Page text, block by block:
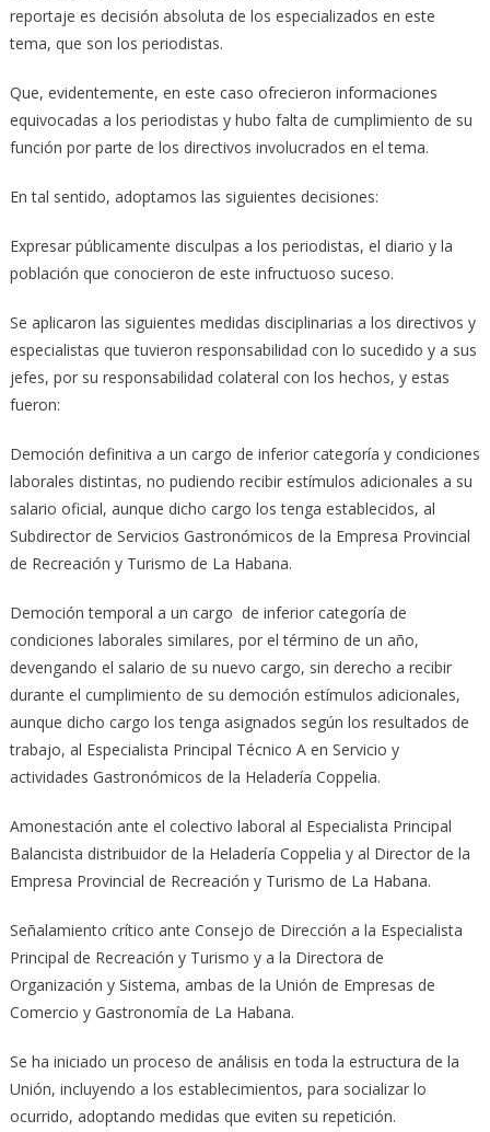
reportaje es decisión absoluta de los especializados en este
tema, que son los periodistas.
Que, evidentemente, en este caso ofrecieron informaciones
equivocadas a los periodistas y hubo falta de cumplimiento de su
función por parte de los directivos involucrados en el tema.
En tal sentido, adoptamos las siguientes decisiones:
Expresar públicamente disculpas a los periodistas, el diario y la
población que conocieron de este infructuoso suceso.
Se aplicaron las siguientes medidas disciplinarias a los directivos y
especialistas que tuvieron responsabilidad con lo sucedido y a sus
jefes, por su responsabilidad colateral con los hechos, y estas
fueron:
Democión definitiva a un cargo de inferior categoría y condiciones
laborales distintas, no pudiendo recibir estímulos adicionales a su
salario oficial, aunque dicho cargo los tenga establecidos, al
Subdirector de Servicios Gastronómicos de la Empresa Provincial
de Recreación y Turismo de La Habana.
Democión temporal a un cargo de inferior categoría de
condiciones laborales similares, por el término de un año,
devengando el salario de su nuevo cargo, sin derecho a recibir
durante el cumplimiento de su democión estímulos adicionales,
aunque dicho cargo los tenga asignados según los resultados de
trabajo, al Especialista Principal Técnico A en Servicio y
actividades Gastronómicos de la Heladería Coppelia.
Amonestación ante el colectivo laboral al Especialista Principal
Balancista distribuidor de la Heladería Coppelia y al Director de la
Empresa Provincial de Recreación y Turismo de La Habana.
Señalamiento crítico ante Consejo de Dirección a la Especialista
Principal de Recreación y Turismo y a la Directora de
Organización y Sistema, ambas de la Unión de Empresas de
Comercio y Gastronomía de La Habana.
Se ha iniciado un proceso de análisis en toda la estructura de la
Unión, incluyendo a los establecimientos, para socializar lo
ocurrido, adoptando medidas que eviten su repetición.